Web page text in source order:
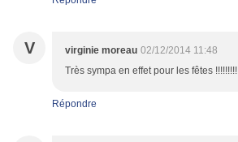
V virginie moreau 02/12/2014 11:48
Très sympa en effet pour les fêtes !!!!!!!!!
Répondre